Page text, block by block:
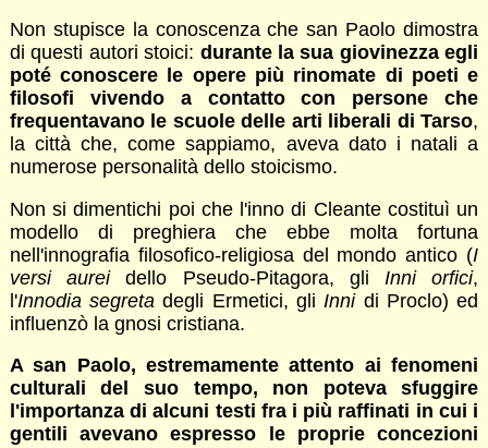
Non stupisce la conoscenza che san Paolo dimostra
di questi autori stoici: durante la sua giovinezza egli
poté conoscere le opere più rinomate di poeti e
filosofi vivendo a contatto con persone che
frequentavano le scuole delle arti liberali di Tarso,
la città che, come sappiamo, aveva dato i natali a
numerose personalità dello stoicismo.
Non si dimentichi poi che l'inno di Cleante costituì un
modello di preghiera che ebbe molta fortuna
nell'innografia filosofico-religiosa del mondo antico (I
versi aureidello Pseudo-Pitagora, gli Inni orfici,
l'Innodia segretadegli Ermetici, gli Innidi Proclo) ed
influenzò la gnosi cristiana.
A san Paolo, estremamente attento ai fenomeni
culturali del suo tempo, non poteva sfuggire
l'importanza di alcuni testi fra i più raffinati in cui i
gentili avevano espresso le proprie concezioni